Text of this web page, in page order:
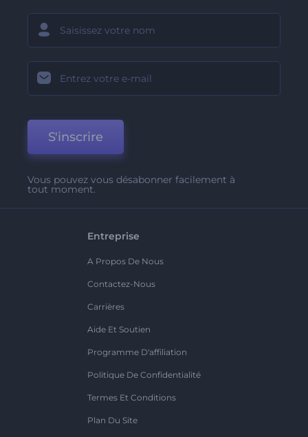
S'inscrire
Vous pouvez vous désabonner facilement à
tout moment.
Entreprise
A Propos De Nous
Contactez-Nous
Carrières
Aide Et Soutien
Programme D'affiliation
Politique De Confidentialité
Termes Et Conditions
Plan Du Site